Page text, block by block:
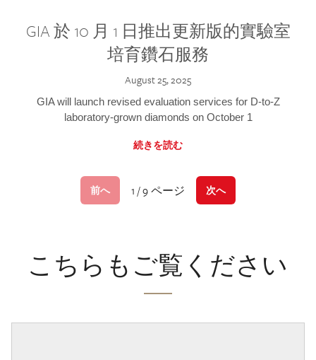
GIA 於 10 月 1 日推出更新版的實驗室
培育鑽石服務
August 25, 2025
GIA will launch revised evaluation services for D-to-Z
laboratory-grown diamonds on October 1
続きを読む
前へ 1 / 9 ページ 次へ
こちらもご覧ください